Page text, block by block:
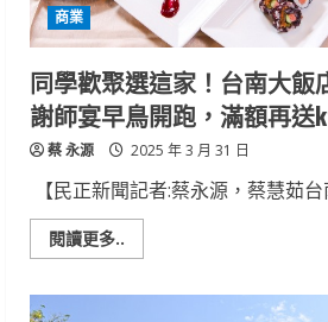
巡
境、
安
平
會
香」，
4
月
10
在
安
平
場
商業
同學歡聚選這家！台南大飯
謝師宴早鳥開跑，滿額再送
蔡 永源 2025 年 3 月 31 日
【民正新聞記者:蔡永源，蔡慧茹台
閱讀更多..
more